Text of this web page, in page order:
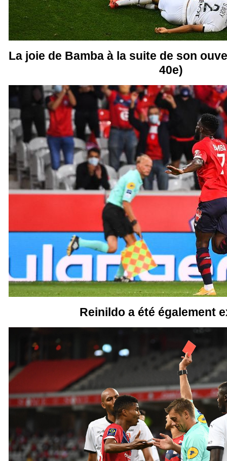
La joie de Bamba à la suite de son
40e)
Reinildo a été également